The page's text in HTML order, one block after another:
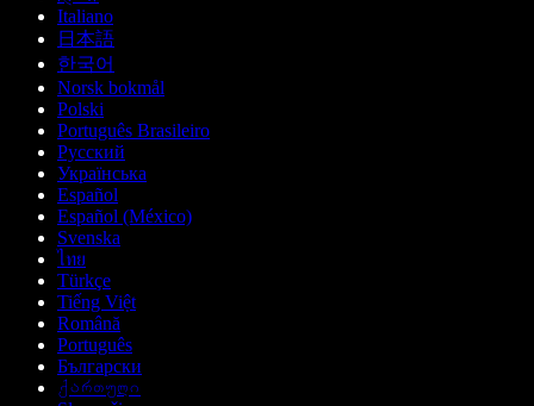
Italiano
日本語
한국어
Norsk bokmål
Polski
Português Brasileiro
Русский
Українська
Español
Español (México)
Svenska
ไทย
Türkçe
Tiếng Việt
Română
Português
Български
ქართული